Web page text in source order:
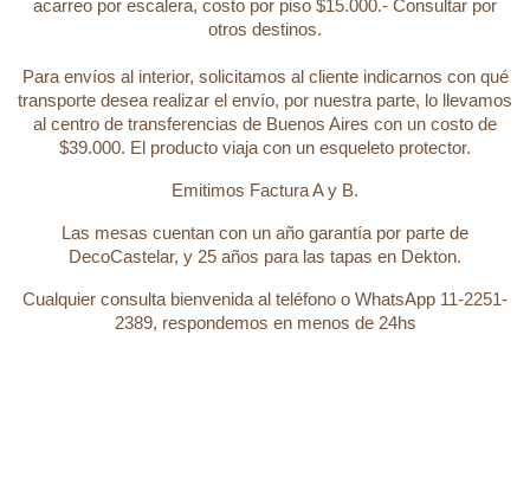
acarreo por escalera, costo por piso $15.000.- Consultar por
otros destinos.
Para envíos al interior, solicitamos al cliente indicarnos con qué
transporte desea realizar el envío, por nuestra parte, lo llevamos
al centro de transferencias de Buenos Aires con un costo de
$39.000. El producto viaja con un esqueleto protector.
Emitimos Factura A y B.
Las mesas cuentan con un año garantía por parte de
DecoCastelar, y 25 años para las tapas en Dekton.
Cualquier consulta bienvenida al teléfono o WhatsApp 11-2251-
2389, respondemos en menos de 24hs